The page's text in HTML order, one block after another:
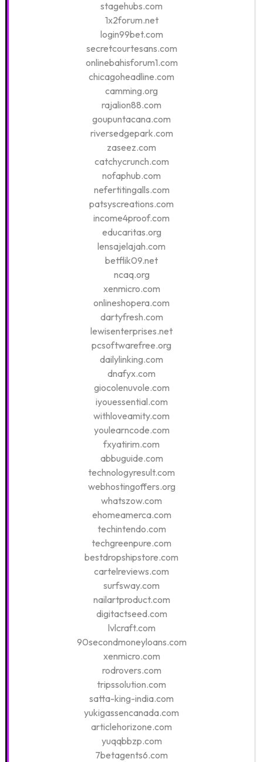
stagehubs.com
1x2forum.net
login99bet.com
secretcourtesans.com
onlinebahisforum1.com
chicagoheadline.com
camming.org
rajalion88.com
goupuntacana.com
riversedgepark.com
zaseez.com
catchycrunch.com
nofaphub.com
nefertitingalls.com
patsyscreations.com
income4proof.com
educaritas.org
lensajelajah.com
betflik09.net
ncaq.org
xenmicro.com
onlineshopera.com
dartyfresh.com
lewisenterprises.net
pcsoftwarefree.org
dailylinking.com
dnafyx.com
giocolenuvole.com
iyouessential.com
withloveamity.com
youlearncode.com
fxyatirim.com
abbuguide.com
technologyresult.com
webhostingoffers.org
whatszow.com
ehomeamerca.com
techintendo.com
techgreenpure.com
bestdropshipstore.com
cartelreviews.com
surfsway.com
nailartproduct.com
digitactseed.com
lvlcraft.com
90secondmoneyloans.com
xenmicro.com
rodrovers.com
tripssolution.com
satta-king-india.com
yukigassencanada.com
articlehorizone.com
yuqqbbzp.com
7betagents6.com